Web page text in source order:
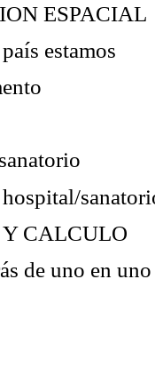
ESPACIAL
estamos
CALCULO
de uno en